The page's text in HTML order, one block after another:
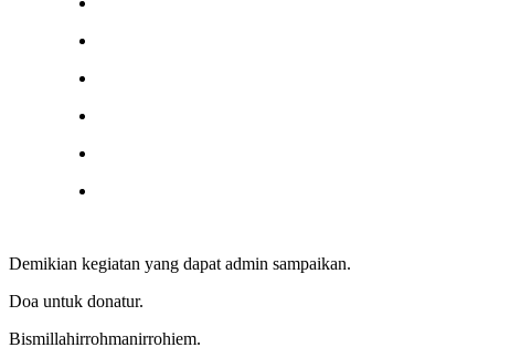
Demikian kegiatan yang dapat admin sampaikan.
Doa untuk donatur.
Bismillahirrohmanirrohiem.